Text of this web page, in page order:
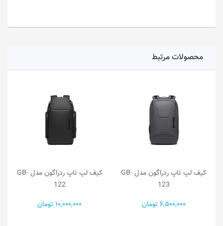
محصولات مرتبط
کیف لپ تاپ ردراگون مدل GB-
123
6,500,000 تومان
کیف لپ تاپ ردراگون مدل GB-
122
10,000,000 تومان